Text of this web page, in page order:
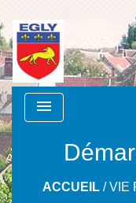
menu
ACCUEIL/VIE